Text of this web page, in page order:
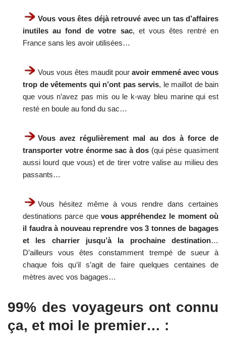
Vous vous êtes déjà retrouvé avec un tas d’affaires
inutiles au fond de votre sac, et vous êtes rentré en
France sans les avoir utilisées…
Vous vous êtes maudit pour avoir emmené avec vous
trop de vêtements qui n’ont pas servis, le maillot de bain
que vous n’avez pas mis ou le k-way bleu marine qui est
resté en boule au fond du sac…
Vous avez régulièrement mal au dos à force de
transporter votre énorme sac à dos(qui pèse quasiment
aussi lourd que vous) et de tirer votre valise au milieu des
passants…
Vous hésitez même à vous rendre dans certaines
destinations parce que vous appréhendez le moment où
il faudra à nouveau reprendre vos 3 tonnes de bagages
et les charrier jusqu’à la prochaine destination…
D’ailleurs vous êtes constamment trempé de sueur à
chaque fois qu’il s’agit de faire quelques centaines de
mètres avec vos bagages…
99% des voyageurs ont connu
ça, et moi le premier… :